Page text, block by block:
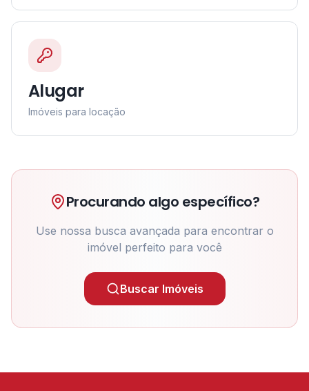
Alugar
Imóveis para locação
Procurando algo específico?
Use nossa busca avançada para encontrar o
imóvel perfeito para você
Buscar Imóveis